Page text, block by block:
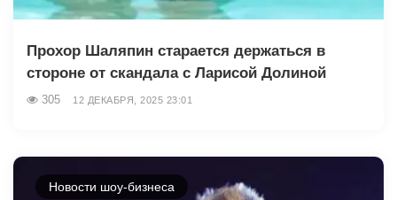
Прохор Шаляпин старается держаться в
стороне от скандала с Ларисой Долиной
305 12 ДЕКАБРЯ, 2025 23:01
Новости шоу-бизнеса